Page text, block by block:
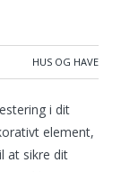
HUS OG HAVE
i dit
element,
at sikre dit